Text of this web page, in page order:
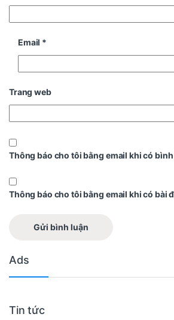
Email *
Trang web
Thông báo cho tôi bằng email khi có
Thông báo cho tôi bằng email khi có bài
Ads
Tin tức